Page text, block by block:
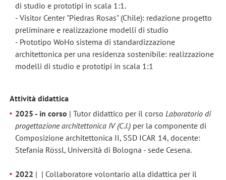
di studio e prototipi in scala 1:1.
- Visitor Center "Piedras Rosas" (Chile): redazione progetto
preliminare e realizzazione modelli di studio
- Prototipo WoHo sistema di standardizzazione
architettonica per una residenza sostenibile: realizzazione
modelli di studio e prototipi in scala 1:1
Attività didattica
2025 - in corso | Tutor didattico per il corso Laboratorio di
progettazione architettonica IV (C.I.) per la componente di
Composizione architettonica II, SSD ICAR 14, docente:
Stefania Rössl, Università di Bologna - sede Cesena.
2022 | | Collaboratore volontario alla didattica per il